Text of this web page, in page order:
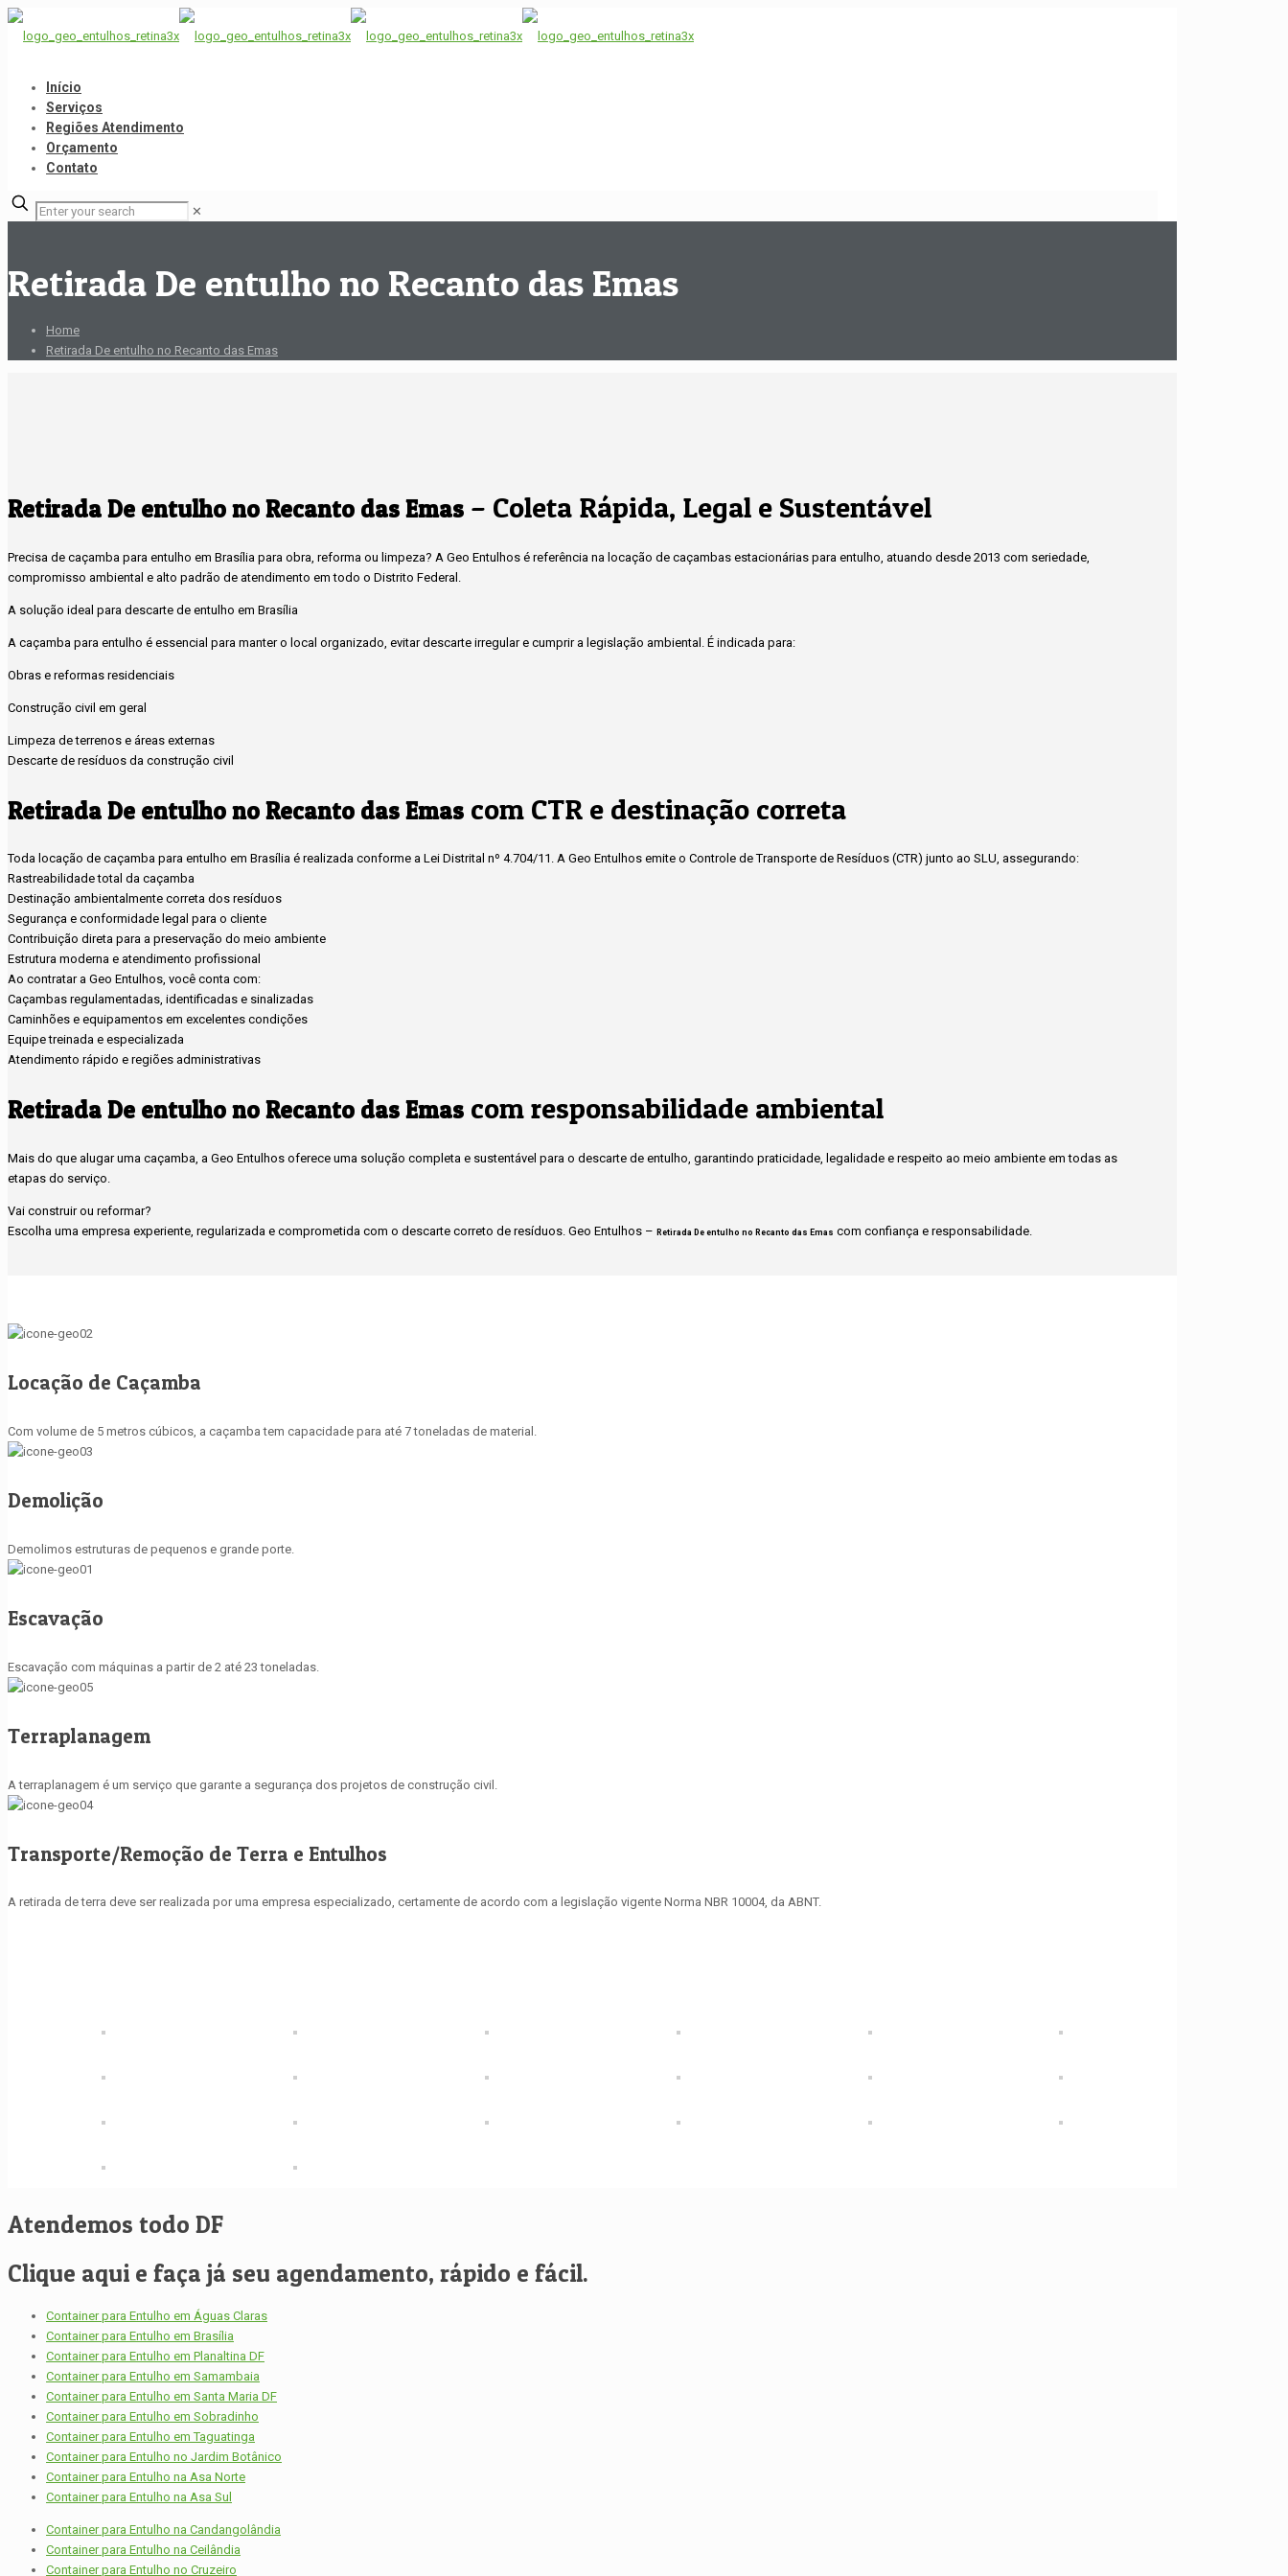
Início
Serviços
Regiões Atendimento
Orçamento
Contato
✕
Retirada De entulho no Recanto das Emas
Home
Retirada De entulho no Recanto das Emas
Retirada De entulho no Recanto das Emas – Coleta Rápida, Legal e Sustentável
Precisa de caçamba para entulho em Brasília para obra, reforma ou limpeza? A Geo Entulhos é referência na locação de caçambas estacionárias para entulho, atuando desde 2013 com seriedade,
compromisso ambiental e alto padrão de atendimento em todo o Distrito Federal.
A solução ideal para descarte de entulho em Brasília
A caçamba para entulho é essencial para manter o local organizado, evitar descarte irregular e cumprir a legislação ambiental. É indicada para:
Obras e reformas residenciais
Construção civil em geral
Limpeza de terrenos e áreas externas
Descarte de resíduos da construção civil
Retirada De entulho no Recanto das Emas com CTR e destinação correta
Toda locação de caçamba para entulho em Brasília é realizada conforme a Lei Distrital nº 4.704/11. A Geo Entulhos emite o Controle de Transporte de Resíduos (CTR) junto ao SLU, assegurando:
Rastreabilidade total da caçamba
Destinação ambientalmente correta dos resíduos
Segurança e conformidade legal para o cliente
Contribuição direta para a preservação do meio ambiente
Estrutura moderna e atendimento profissional
Ao contratar a Geo Entulhos, você conta com:
Caçambas regulamentadas, identificadas e sinalizadas
Caminhões e equipamentos em excelentes condições
Equipe treinada e especializada
Atendimento rápido e regiões administrativas
Retirada De entulho no Recanto das Emas com responsabilidade ambiental
Mais do que alugar uma caçamba, a Geo Entulhos oferece uma solução completa e sustentável para o descarte de entulho, garantindo praticidade, legalidade e respeito ao meio ambiente em todas as
etapas do serviço.
Vai construir ou reformar?
Escolha uma empresa experiente, regularizada e comprometida com o descarte correto de resíduos. Geo Entulhos – Retirada De entulho no Recanto das Emas com confiança e responsabilidade.
Locação de Caçamba
Com volume de 5 metros cúbicos, a caçamba tem capacidade para até 7 toneladas de material.
Demolição
Demolimos estruturas de pequenos e grande porte.
Escavação
Escavação com máquinas a partir de 2 até 23 toneladas.
Terraplanagem
A terraplanagem é um serviço que garante a segurança dos projetos de construção civil.
Transporte/Remoção de Terra e Entulhos
A retirada de terra deve ser realizada por uma empresa especializado, certamente de acordo com a legislação vigente Norma NBR 10004, da ABNT.
Atendemos todo DF
Clique aqui e faça já seu agendamento, rápido e fácil.
Container para Entulho em Águas Claras
Container para Entulho em Brasília
Container para Entulho em Planaltina DF
Container para Entulho em Samambaia
Container para Entulho em Santa Maria DF
Container para Entulho em Sobradinho
Container para Entulho em Taguatinga
Container para Entulho no Jardim Botânico
Container para Entulho na Asa Norte
Container para Entulho na Asa Sul
Container para Entulho na Candangolândia
Container para Entulho na Ceilândia
Container para Entulho no Cruzeiro